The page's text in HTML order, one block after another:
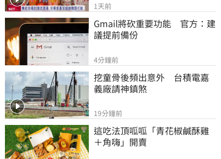
1天前
Gmail將砍重要功能　官方：建
議提前備份
4分鐘前
挖童骨後頻出意外　台積電嘉
義廠請神鎮煞
19分鐘前
這吃法頂呱呱「青花椒鹹酥雞
＋角嗨」開賣